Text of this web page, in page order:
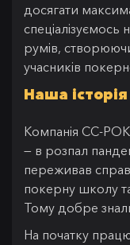
досягати
спеціалізуємось
румів,
учасників
Наша історія
Компанія CC-
— в розпал
переживав
покерну школу
Тому добре
На початку